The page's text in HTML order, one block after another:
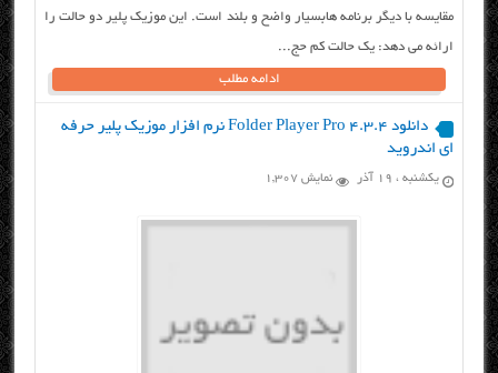
مقایسه با دیگر برنامه هابسیار واضح و بلند است. این موزیک پلیر دو حالت را
ارائه می دهد: یک حالت کم حج...
ادامه مطلب
دانلود Folder Player Pro 4.3.4 نرم افزار موزیک پلیر حرفه
ای اندروید
یکشنبه ، ۱۹ آذر نمایش 1,307